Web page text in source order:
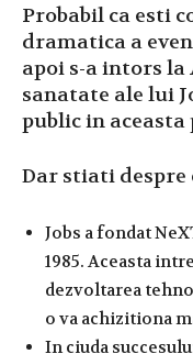
Probabil ca esti
dramatica a
apoi s-a intors la
sanatate ale lui
public in aceasta
Dar stiati
Jobs a fondat
1985. Aceasta
dezvoltarea
o va achizitiona
In ciuda